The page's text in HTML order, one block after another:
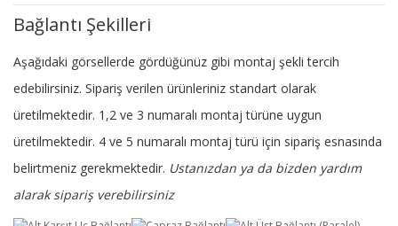
Bağlantı Şekilleri
Aşağıdaki görsellerde gördüğünüz gibi montaj şekli tercih
edebilirsiniz. Sipariş verilen ürünleriniz standart olarak
üretilmektedir. 1,2 ve 3 numaralı montaj türüne uygun
üretilmektedir. 4 ve 5 numaralı montaj türü için sipariş esnasında
belirtmeniz gerekmektedir. Ustanızdan ya da bizden yardım
alarak sipariş verebilirsiniz